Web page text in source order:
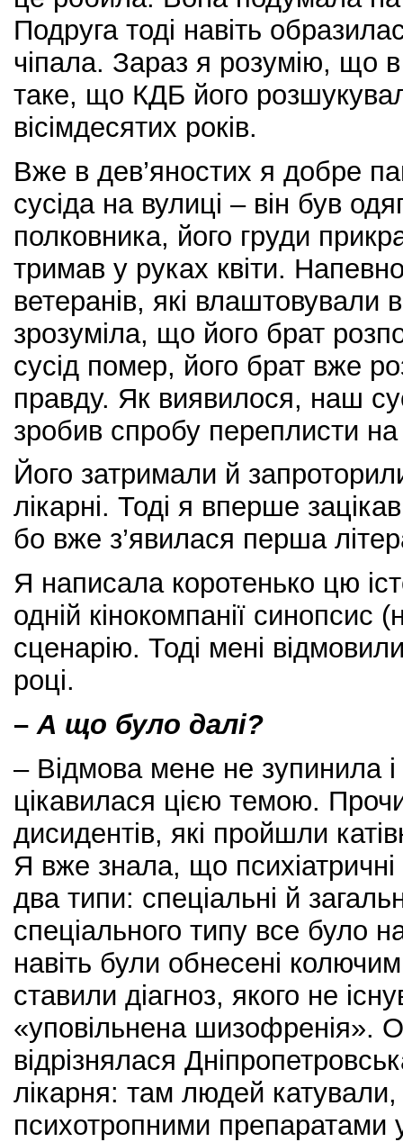
Подруга тоді навіть
чіпала. Зараз я розумію, що
таке, що КДБ його
вісімдесятих років.
Вже в дев’яностих я добре
сусіда на вулиці – він був
полковника, його груди
тримав у руках квіти.
ветеранів, які влаштовували
зрозуміла, що його брат
сусід помер, його брат вже
правду. Як виявилося, наш
зробив спробу переплисти
Його затримали й
лікарні. Тоді я вперше
бо вже з’явилася перша
Я написала коротенько цю
одній кінокомпанії синопсис
сценарію. Тоді мені
році.
– А що було далі?
– Відмова мене не зупинила
цікавилася цією темою.
дисидентів, які пройшли
Я вже знала, що психіатричні
два типи: спеціальні й
спеціального типу все було
навіть були обнесені
ставили діагноз, якого не
«уповільнена шизофренія».
відрізнялася
лікарня: там людей катували,
психотропними препаратами